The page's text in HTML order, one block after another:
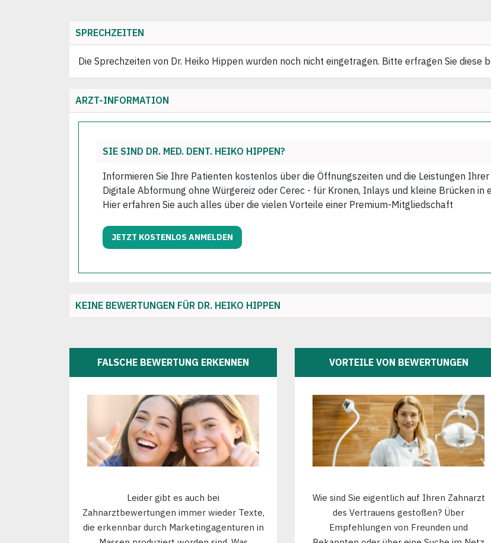
SPRECHZEITEN
Die Sprechzeiten von Dr. Heiko Hippen wurden noch nicht eingetragen. Bitte erfragen Sie diese
ARZT-INFORMATION
SIE SIND DR. MED. DENT. HEIKO HIPPEN?
Informieren Sie Ihre Patienten kostenlos über die Öffnungszeiten und die Leistungen
Digitale Abformung ohne Würgereiz oder Cerec - für Kronen, Inlays und kleine Brücken in
Hier erfahren Sie auch alles über die vielen Vorteile einer Premium-Mitgliedschaft
JETZT KOSTENLOS ANMELDEN
KEINE BEWERTUNGEN FÜR DR. HEIKO HIPPEN
FALSCHE BEWERTUNG ERKENNEN
Leider gibt es auch bei
Zahnarztbewertungen immer wieder Texte,
die erkennbar durch Marketingagenturen in
VORTEILE VON BEWERTUNGEN
Wie sind Sie eigentlich auf Ihren Zahnarzt
des Vertrauens gestoßen? Über
Empfehlungen von Freunden und